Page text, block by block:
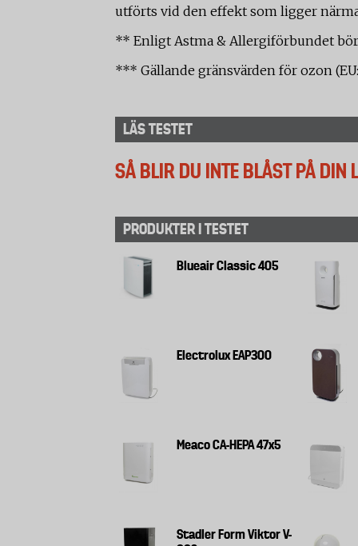
utförts vid den effekt som ligger
** Enligt Astma & Allergiförbundet
*** Gällande gränsvärden för ozon
LÄS TESTET
SÅ BLIR DU INTE BLÅST PÅ DIN
PRODUKTER I TESTET
Blueair Classic 405
Electrolux EAP300
Meaco CA-HEPA 47x5
Stadler Form Viktor V-